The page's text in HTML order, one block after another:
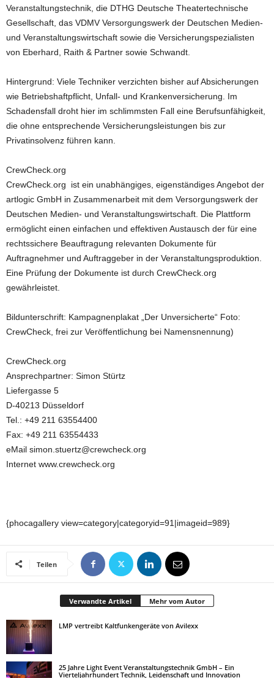
Veranstaltungstechnik, die DTHG Deutsche Theatertechnische
Gesellschaft, das VDMV Versorgungswerk der Deutschen Medien-
und Veranstaltungswirtschaft sowie die Versicherungspezialisten
von Eberhard, Raith & Partner sowie Schwandt.
Hintergrund: Viele Techniker verzichten bisher auf Absicherungen
wie Betriebshaftpflicht, Unfall- und Krankenversicherung. Im
Schadensfall droht hier im schlimmsten Fall eine Berufsunfähigkeit,
die ohne entsprechende Versicherungsleistungen bis zur
Privatinsolvenz führen kann.
CrewCheck.org
CrewCheck.org ist ein unabhängiges, eigenständiges Angebot der
artlogic GmbH in Zusammenarbeit mit dem Versorgungswerk der
Deutschen Medien- und Veranstaltungswirtschaft. Die Plattform
ermöglicht einen einfachen und effektiven Austausch der für eine
rechtssichere Beauftragung relevanten Dokumente für
Auftragnehmer und Auftraggeber in der Veranstaltungsproduktion.
Eine Prüfung der Dokumente ist durch CrewCheck.org
gewährleistet.
Bildunterschrift: Kampagnenplakat „Der Unversicherte“ Foto:
CrewCheck, frei zur Veröffentlichung bei Namensnennung)
CrewCheck.org
Ansprechpartner: Simon Stürtz
Liefergasse 5
D-40213 Düsseldorf
Tel.: +49 211 63554400
Fax: +49 211 63554433
eMail simon.stuertz@crewcheck.org
Internet www.crewcheck.org
{phocagallery view=category|categoryid=91|imageid=989}
Teilen
Verwandte Artikel Mehr vom Autor
LMP vertreibt Kaltfunkengeräte von Avilexx
25 Jahre Light Event Veranstaltungstechnik GmbH – Ein
Vierteljahrhundert Technik, Leidenschaft und Innovation